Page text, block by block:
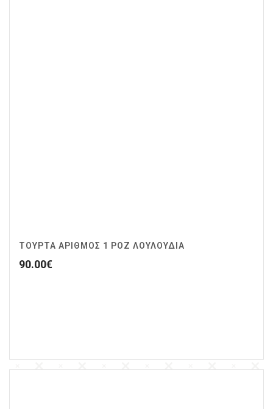
ΤΟΥΡΤΑ ΑΡΙΘΜΟΣ 1 ΡΟΖ ΛΟΥΛΟΥΔΙΑ
90.00€